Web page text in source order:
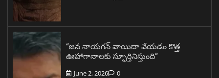
“జన నాయగన్ వాయిదా వేయడం కొత్త
ఊహాగానాలకు స్ఫూర్తినిస్తుంది”
June 2, 2026 0